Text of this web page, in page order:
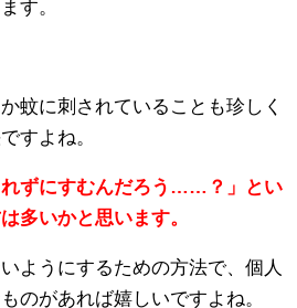
す。
蚊に刺されていることも珍しく
すよね。
れずにすむんだろう……？」とい
多いかと思います。
ようにするための方法で、個人
のがあれば嬉しいですよね。